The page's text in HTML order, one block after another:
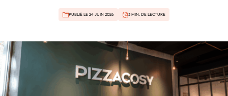
PUBLIÉ LE 24 JUIN 2026 3 MIN. DE LECTURE